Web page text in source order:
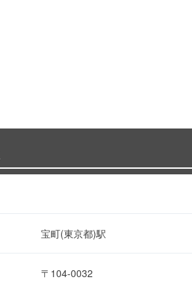
宝町(東京都)駅
〒104-0032